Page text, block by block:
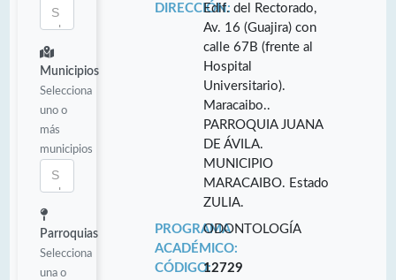
Municipios
Selecciona
uno o
más
municipios
Parroquias
Selecciona
una o
DIRECCIÓN:Edif. del Rectorado,
Av. 16 (Guajira) con
calle 67B (frente al
Hospital
Universitario).
Maracaibo..
PARROQUIA JUANA
DE ÁVILA.
MUNICIPIO
MARACAIBO. Estado
ZULIA.
PROGRAMA
ACADÉMICO:
ODONTOLOGÍA
CÓDIGO:12729